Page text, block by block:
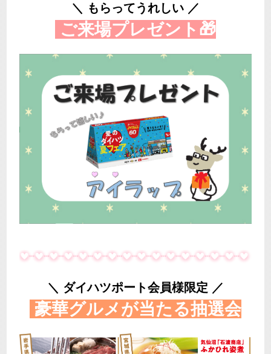
＼ もらってうれしい ／
ご来場プレゼント🎁
＼ ダイハツポート会員様限定 ／
豪華グルメが当たる抽選会